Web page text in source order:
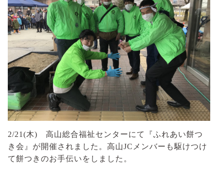
2/21(木) 高山総合福祉センターにて『ふれあい餅つ
き会』が開催されました。高山JCメンバーも駆けつけ
て餅つきのお手伝いをしました。